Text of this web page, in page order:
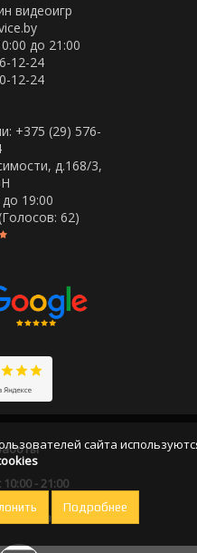
видеоигр
до 21:00
12-24
12-24
+375 (29) 576-
д.168/3,
19:00
62)
- 21:00
на связи
сайта
Подробнее